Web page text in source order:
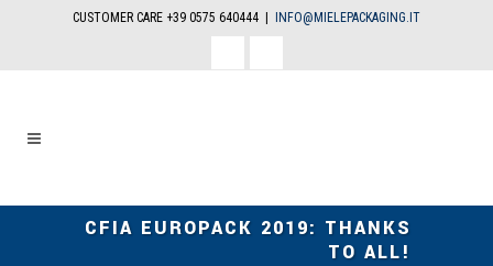
CUSTOMER CARE +39 0575 640444 |
INFO@MIELEPACKAGING.IT
CFIA EUROPACK 2019: THANKS
TO ALL!